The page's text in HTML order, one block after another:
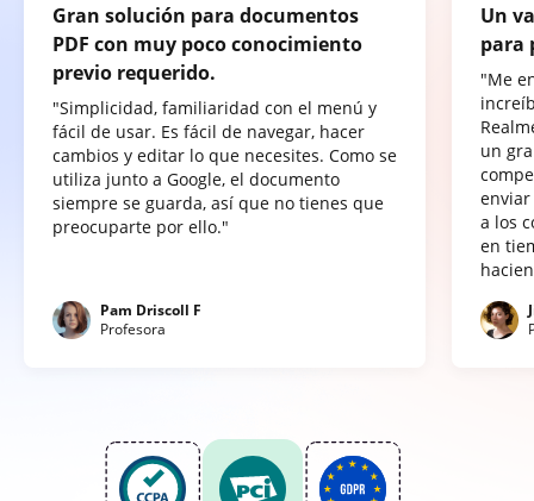
Gran solución para documentos
PDF con muy poco conocimiento
previo requerido.
"Simplicidad, familiaridad con el menú y
fácil de usar. Es fácil de navegar, hacer
cambios y editar lo que necesites. Como se
utiliza junto a Google, el documento
siempre se guarda, así que no tienes que
preocuparte por ello."
Pam Driscoll F
Profesora
Un
para
"Me
un
a los
en